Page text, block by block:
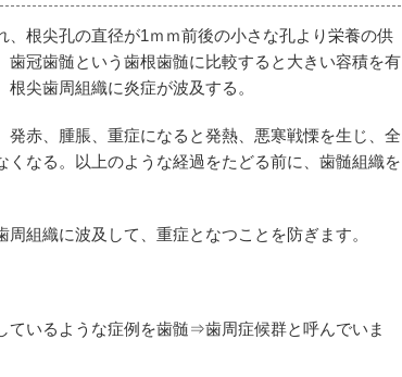
根尖孔の直径が1ｍｍ前後の小さな孔より栄養の供
冠歯髄という歯根歯髄に比較すると大きい容積を有
尖歯周組織に炎症が波及する。
赤、腫脹、重症になると発熱、悪寒戦慄を生じ、全
なる。以上のような経過をたどる前に、歯髄組織を
組織に波及して、重症となつことを防ぎます。
ているような症例を歯髄⇒歯周症候群と呼んでいま